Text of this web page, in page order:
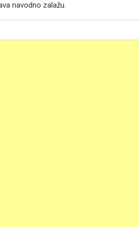
navodno zalažu.